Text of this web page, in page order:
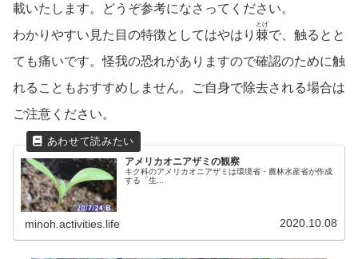
載いたします。どうぞ参考になさってください。
わかりやすい見た目の特徴としてはやはり 棘
とげ
で、触るとと
ても痛いです。怪我の恐れがありますので確認のために触
れることもおすすめしません。ご自身で除去される場合は
ご注意ください。
アメリカオニアザミの観察
キク科のアメリカオニアザミは環境省・農林水産省が作成
する「生...
minoh.activities.life 2020.10.08